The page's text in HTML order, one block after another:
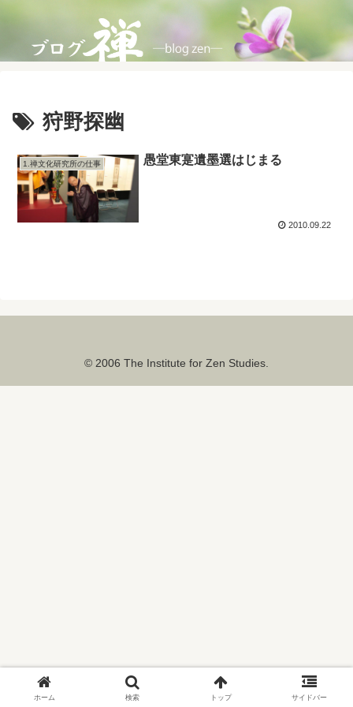
狩野探幽
1.禅文化研究所の仕事 愚堂東寔遺墨選はじまる
2010.09.22
© 2006 The Institute for Zen Studies.
ホーム 検索 トップ サイドバー